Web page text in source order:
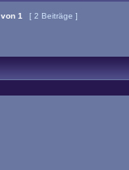
von 1
[ 2 Beiträge ]